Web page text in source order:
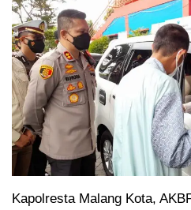
Kapolresta Malang Kota,